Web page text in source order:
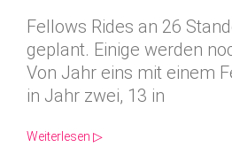
Fellows Rides an 26
geplant. Einige werden
Von Jahr eins mit einem
in Jahr zwei, 13 in
Weiterlesen ▷